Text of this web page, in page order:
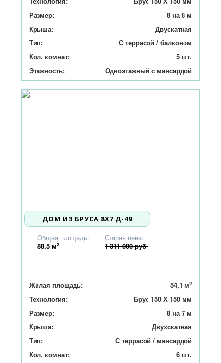
Размер:
8 на 8 м
Крыша:
Двускатная
Тип:
С террасой / балконом
Кол. комнат:
5 шт.
Этажность:
Одноэтажный с мансардой
ДОМ ИЗ БРУСА 8X7 Д-49
Старая цена:
1 311 000 руб.
Общая площадь:
88.5 м2
Жилая площадь: 54,1 м2
Технология:
Брус 150 Х 150 мм
Размер:
8 на 7 м
Крыша:
Двухскатная
Тип:
С террасой / мансардой
Кол. комнат:
6 шт.